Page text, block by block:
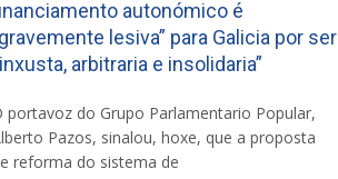
autonómico é
lesiva” para Galicia por ser
arbitraria e insolidaria”
portavoz do Grupo Parlamentario Popular,
Pazos, sinalou, hoxe, que a proposta
reforma do sistema de